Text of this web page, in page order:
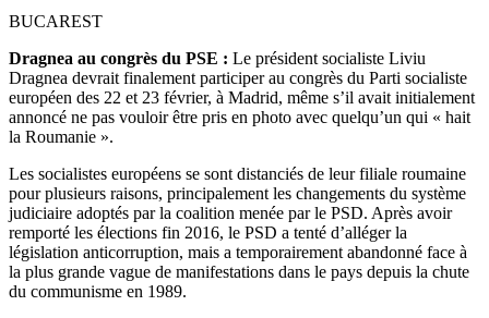
BUCAREST
Dragnea au congrès du PSE : Le président socialiste Liviu
Dragnea devrait finalement participer au congrès du Parti socialiste
européen des 22 et 23 février, à Madrid, même s’il avait initialement
annoncé ne pas vouloir être pris en photo avec quelqu’un qui « hait
la Roumanie ».
Les socialistes européens se sont distanciés de leur filiale roumaine
pour plusieurs raisons, principalement les changements du système
judiciaire adoptés par la coalition menée par le PSD. Après avoir
remporté les élections fin 2016, le PSD a tenté d’alléger la
législation anticorruption, mais a temporairement abandonné face à
la plus grande vague de manifestations dans le pays depuis la chute
du communisme en 1989.